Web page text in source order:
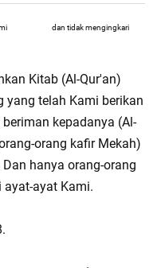
dan tidak mengingkari
Kitab (Al-Qur'an)
yang telah Kami berikan
kepadanya (Al-
orang kafir Mekah)
hanya orang-orang
ayat Kami.